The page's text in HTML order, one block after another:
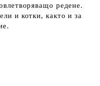
редене.
и котки, както и за